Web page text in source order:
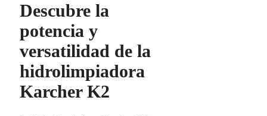
Descubre la
potencia y
versatilidad de la
hidrolimpiadora
Karcher K2